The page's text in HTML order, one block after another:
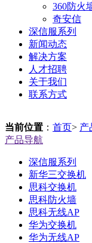
360防火
奇安信
深信服系列
新闻动态
解决方案
人才招聘
关于我们
联系方式
当前位置 ： 首页> 产
产品导航
深信服系列
新华三交换机
思科交换机
思科防火墙
思科无线AP
华为交换机
华为无线AP